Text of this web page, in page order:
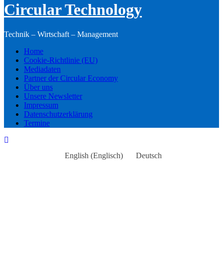
Circular Technology
Technik – Wirtschaft – Management
Home
Cookie-Richtlinie (EU)
Mediadaten
Partner der Circular Economy
Über uns
Unsere Newsletter
Impressum
Datenschutzerklärung
Termine
English (Englisch) Deutsch